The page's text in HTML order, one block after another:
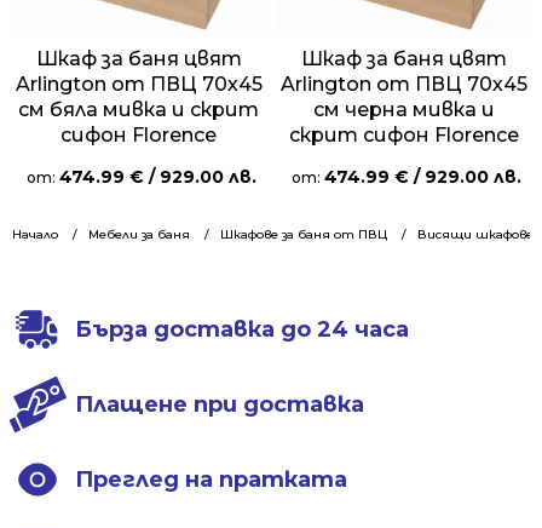
Начало Мебели за баня Шкафове за баня от ПВЦ Висящи шкафове
Шкаф за баня цвят
Arlington от ПВЦ 70х45
см бяла мивка и скрит
сифон Florence
от: 474.99 € / 929.00 лв.
Шкаф за баня цвят
Arlington от ПВЦ 70х45
см черна мивка и
скрит сифон Florence
от: 474.99 € / 929.00 лв.
Бърза доставка до 24 часа
Плащене при доставка
Преглед на пратката